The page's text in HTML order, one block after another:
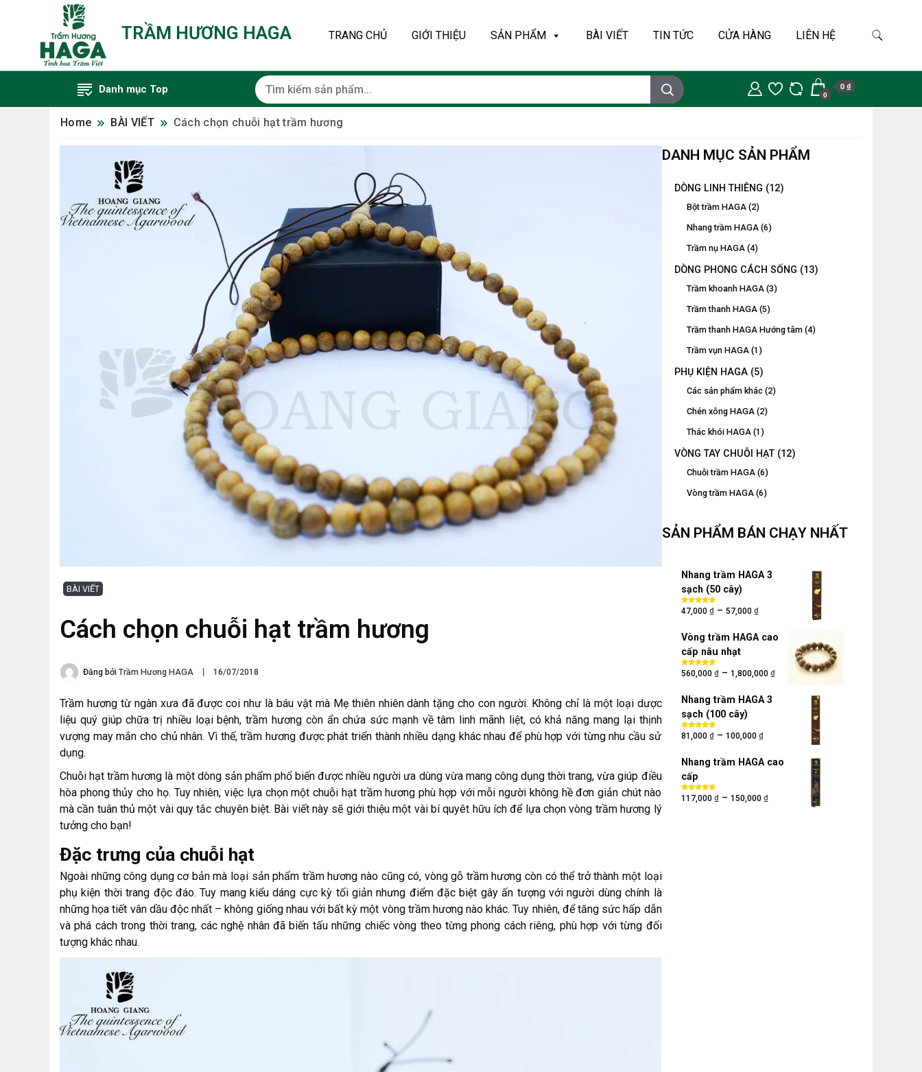
TRẦM HƯƠNG HAGA TRANG CHỦ GIỚI THIỆU SẢN PHẨM BÀI VIẾT TIN TỨC CỬA HÀNG LIÊN HỆ
Danh mục Top 0
0 ₫
Home BÀI VIẾT Cách chọn chuỗi hạt trầm hương
BÀI VIẾT
Cách chọn chuỗi hạt trầm hương
Đăng bởi Trầm Hương HAGA 16/07/2018
Trầm hương từ ngàn xưa đã được coi như là báu vật mà Mẹ thiên nhiên dành tặng cho con người. Không chỉ là một loại dược
liệu quý giúp chữa trị nhiều loại bệnh, trầm hương còn ẩn chứa sức mạnh về tâm linh mãnh liệt, có khả năng mang lại thịnh
vượng may mắn cho chủ nhân. Vì thế, trầm hương được phát triển thành nhiều dạng khác nhau để phù hợp với từng nhu cầu sử
dụng.
Chuỗi hạt trầm hương là một dòng sản phẩm phổ biến được nhiều người ưa dùng vừa mang công dụng thời trang, vừa giúp điều
hòa phong thủy cho họ. Tuy nhiên, việc lựa chọn một chuỗi hạt trầm hương phù hợp với mỗi người không hề đơn giản chút nào
mà cần tuân thủ một vài quy tắc chuyên biệt. Bài viết này sẽ giới thiệu một vài bí quyêt hữu ích để lựa chọn vòng trầm hương lý
tưởng cho bạn!
Đặc trưng của chuỗi hạt
Ngoài những công dụng cơ bản mà loại sản phẩm trầm hương nào cũng có, vòng gỗ trầm hương còn có thể trở thành một loại
phụ kiện thời trang độc đáo. Tuy mang kiểu dáng cực kỳ tối giản nhưng điểm đặc biệt gây ấn tượng với người dùng chính là
những họa tiết vân dầu độc nhất – không giống nhau với bất kỳ một vòng trầm hương nào khác. Tuy nhiên, để tăng sức hấp dẫn
và phá cách trong thời trang, các nghệ nhân đã biến tấu những chiếc vòng theo từng phong cách riêng, phù hợp với từng đối
tượng khác nhau.
DANH MỤC SẢN PHẨM
DÒNG LINH THIÊNG (12)
Bột trầm HAGA (2)
Nhang trầm HAGA (6)
Trầm nụ HAGA (4)
DÒNG PHONG CÁCH SỐNG (13)
Trầm khoanh HAGA (3)
Trầm thanh HAGA (5)
Trầm thanh HAGA Hướng tâm (4)
Trầm vụn HAGA (1)
PHỤ KIỆN HAGA (5)
Các sản phẩm khác (2)
Chén xông HAGA (2)
Thác khói HAGA (1)
VÒNG TAY CHUỖI HẠT (12)
Chuỗi trầm HAGA (6)
Vòng trầm HAGA (6)
SẢN PHẨM BÁN CHẠY NHẤT
Nhang trầm HAGA 3
sạch (50 cây)
Được xếp
hạng 5.005
47,000 ₫– 57,000 ₫
Vòng trầm HAGA cao
cấp nâu nhạt
Được xếp
hạng5.005
560,000 ₫– 1,800,000 ₫
Nhang trầm HAGA 3
sạch (100 cây)
Được xếp
hạng 5.005
81,000 ₫– 100,000 ₫
Nhang trầm HAGA cao
cấp
Được xếp
hạng5.005
117,000 ₫– 150,000 ₫